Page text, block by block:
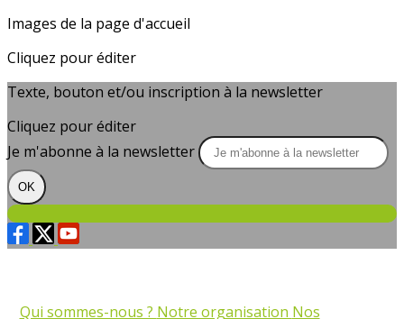
Images de la page d'accueil
Cliquez pour éditer
Texte, bouton et/ou inscription à la newsletter
Cliquez pour éditer
Je m'abonne à la newsletter
OK
Qui sommes-nous ? Notre organisation Nos